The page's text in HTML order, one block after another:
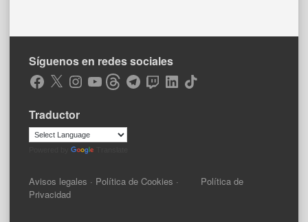
Síguenos en redes sociales
Facebook
X Instagram
YouTubeThreadsTelegramTwitchLinkedIn
TikTok
Traductor
Avisos legales · Política de Cookies · Política de
Privacidad